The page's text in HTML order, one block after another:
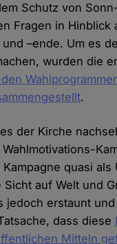
Schutz von
Fragen in Hinblick
–ende. Um es
wurden die
.
der Kirche
quasi als
auf Welt und
jedoch erstaunt
dass diese
Mitteln